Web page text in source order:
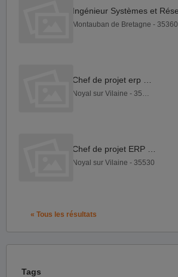
Montauban de Bretagne - 35360
Noyal sur Vilaine - 35530
Noyal sur Vilaine - 35530
« Tous les résultats
Tags